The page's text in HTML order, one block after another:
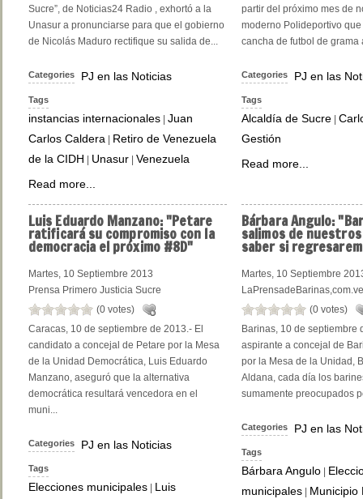
Sucre”, de Noticias24 Radio , exhortó a la
Unasur a pronunciarse para que el gobierno
de Nicolás Maduro rectifique su salida de...
Categories PJ en las Noticias
Tags
instancias internacionales Juan
Carlos Caldera
Retiro de Venezuela
de la CIDH
Unasur Venezuela
Read more...
partir del próximo mes de
moderno Polideportivo
cancha de futbol de grama
Categories PJ en las
Tags
Alcaldía de Sucre |
Gestión
Read more...
Luis Eduardo Manzano: "Petare
ratificará su compromiso con la
democracia el próximo #8D"
Martes, 10 Septiembre 2013
Prensa Primero Justicia Sucre
(0 votes)
Caracas, 10 de septiembre de 2013.- El
candidato a concejal de Petare por la Mesa
de la Unidad Democrática, Luis Eduardo
Manzano, aseguró que la alternativa
democrática resultará vencedora en el
muni...
Categories PJ en las Noticias
Tags
Elecciones municipales | Luis
BárbaraAngulo:
salimos de
saber si
Martes, 10 Septiembre
(0 votes)
Barinas, 10 de septiembre
aspirante a concejal de
por la Mesa de la Unidad,
Aldana, cada día los
sumamente preocupados
Categories PJ en las
Tags
Bárbara Angulo |
municipales | Municipio